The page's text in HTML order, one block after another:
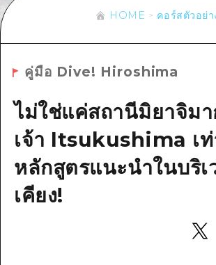
ประวัติศาสตร์ / วัฒนธ
การรักษา
ธรรมชาติ
เกโฮค
ยามากุจิตะวันออก
บริเวณรอบๆ มิยาจิมะ
ยามากุจิตะวันออก
จังหวัดเอฮิเมะ
ชิมาเนะ
บริการรับฝากและจัดส่ง
ฮิโรชิมะโอโมะเตะนะชิ
ฮิโรชิม่า ฟรี Wi-Fi
อีเว้นท์
HOME คอร์สตัวอย่า
คู่มือ Dive! Hiroshima
ไม่ใช่แค่สถานีมิยาจิม
เจ้า Itsukushima เ
หลักสูตรแนะนำในบริ
เคียง!